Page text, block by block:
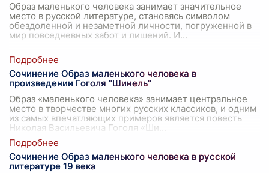
Образ маленького человека занимает значительное
место в русской литературе, становясь символом
обездоленной и незаметной личности, погруженной в
мир повседневных забот и лишений. И...
Сочинение Образ маленького человека в
произведении Гоголя "Шинель"
Образ «маленького человека» занимает центральное
место в творчестве многих русских классиков, и одним
из самых впечатляющих примеров является повесть
Николая Васильевича Гоголя «Ши
Сочинение Образ маленького человека в русской
литературе 19 века